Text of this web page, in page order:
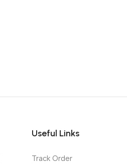
Useful Links
Track Order